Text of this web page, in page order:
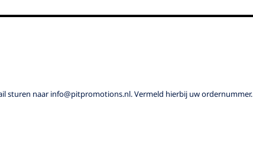
sturen naar info@pitpromotions.nl. Vermeld hierbij uw ordernummer.